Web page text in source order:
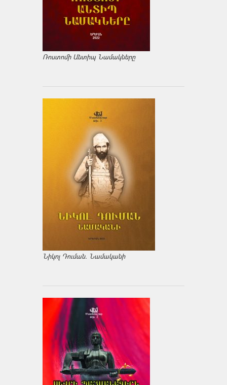
Ռոստոմի Անտիպ Նամակները
Նիկոլ Դուման. Նամականի